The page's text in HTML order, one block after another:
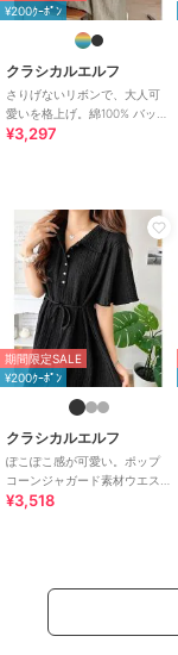
ブランド
ショップ
商品カテゴリ
カラー
サイズ
素材
特徴
¥200ｸｰﾎﾟﾝ
クラシカルエルフ
さりげないリボンで、大人可
愛いを格上げ。綿100% バック
リボンティアードキャミワン
¥3,297
期間限定SALE
¥200ｸｰﾎﾟﾝ
クラシカルエルフ
ぽこぽこ感が可愛い。ポップ
コーンジャガード素材ウエス
トリボン衿付きロングワンピ
¥3,518